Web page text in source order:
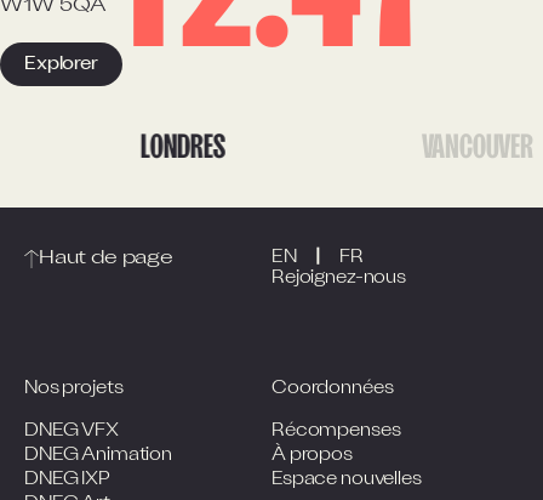
W1W 5QA
Explorer
LONDRES VANCOUVER
Haut de page
Rejoignez-nous
EN FR
Nos projets
DNEG VFX
DNEG Animation
DNEG IXP
Coordonnées
Récompenses
À propos
Espace nouvelles